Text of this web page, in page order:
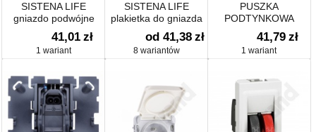
SISTENA LIFE
gniazdo podwójne
2x2P+Z
41,01 zł
1 wariant
SISTENA LIFE
plakietka do gniazda
podwójnego 2xP+Z
od 41,38 zł
8 wariantów
PUSZKA
PODTYNKOWA
BATIBOX
41,79 zł
1 wariant